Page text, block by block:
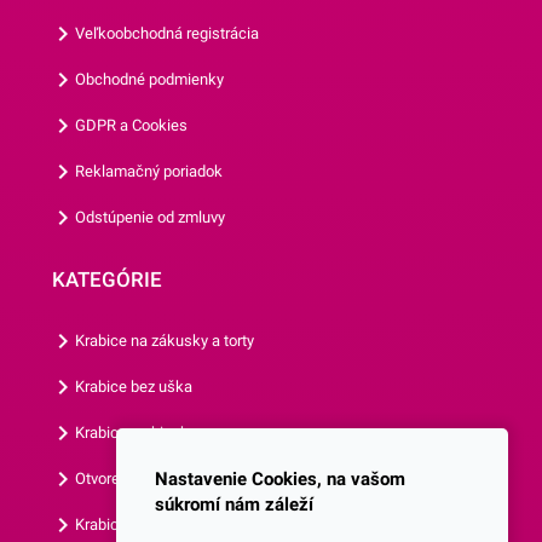
má priemer 22,7 cm a jedno
balenie obsahuje 8 kusov
prezrieť si aj ostatné párty
doplnky z našej ponuky.
Veľkoobchodná registrácia
Obchodné podmienky
GDPR a Cookies
Reklamačný poriadok
Odstúpenie od zmluvy
KATEGÓRIE
Krabice na zákusky a torty
Krabice bez uška
Krabice s okienkom
Otvorená krabica
Krabice s vlastným logom
Nastavenie Cookies, na vašom
súkromí nám záleží